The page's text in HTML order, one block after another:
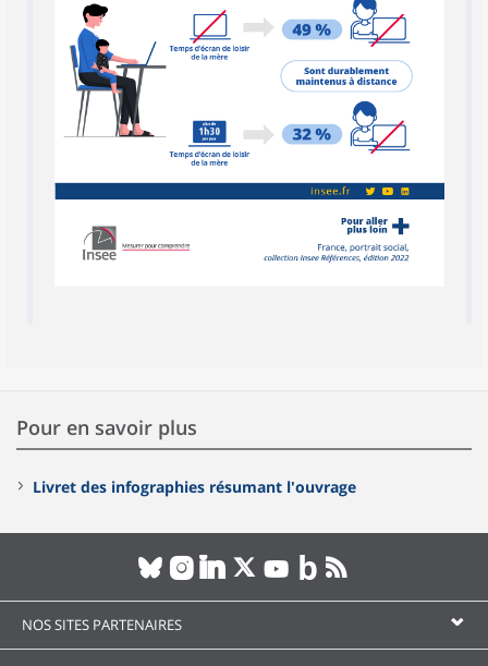
Pour en savoir plus
Livret des infographies résumant l'ouvrage
NOS SITES PARTENAIRES